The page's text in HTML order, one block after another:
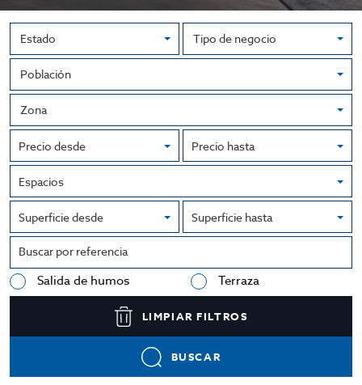
Precio desde Precio hasta
Espacios
Superficie desde Superficie hasta
Salida de humos Terraza
LIMPIAR FILTROS
BUSCAR